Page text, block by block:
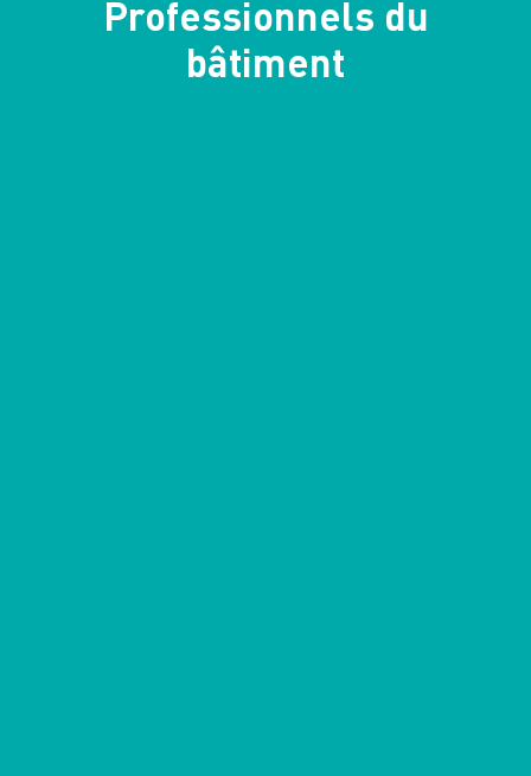
Professionnels du
bâtiment